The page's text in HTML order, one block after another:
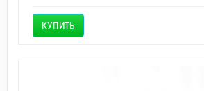
КУПИТЬ